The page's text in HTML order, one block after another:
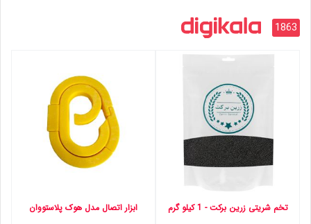
1863
تخم شریتی زرین برکت - 1 کیلو گرم ابزار اتصال مدل هوک پلاستووان